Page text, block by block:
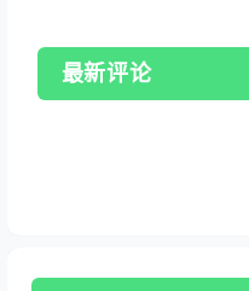
最新评论